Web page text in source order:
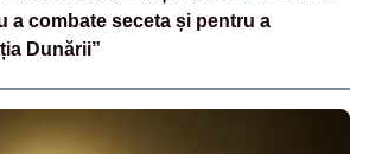
a combate seceta și pentru a
Dunării”